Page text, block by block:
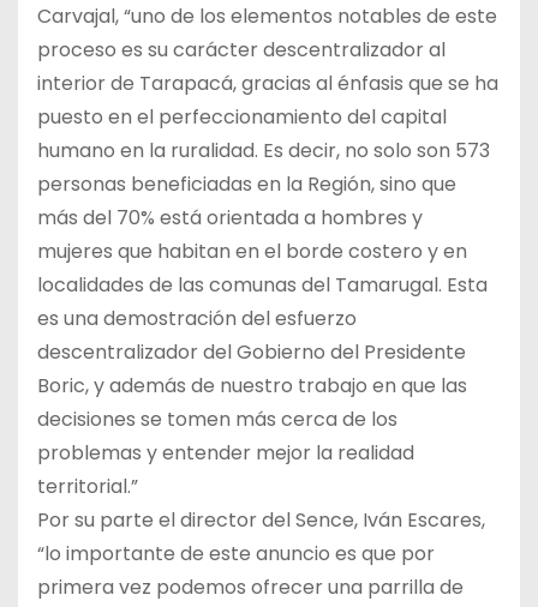
Carvajal, “uno de los elementos notables de este
proceso es su carácter descentralizador al
interior de Tarapacá, gracias al énfasis que se ha
puesto en el perfeccionamiento del capital
humano en la ruralidad. Es decir, no solo son 573
personas beneficiadas en la Región, sino que
más del 70% está orientada a hombres y
mujeres que habitan en el borde costero y en
localidades de las comunas del Tamarugal. Esta
es una demostración del esfuerzo
descentralizador del Gobierno del Presidente
Boric, y además de nuestro trabajo en que las
decisiones se tomen más cerca de los
problemas y entender mejor la realidad
territorial.”
Por su parte el director del Sence, Iván Escares,
“lo importante de este anuncio es que por
primera vez podemos ofrecer una parrilla de